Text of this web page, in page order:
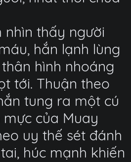
nhìn thấy người
hắn lạnh lùng
hình nhoáng
tới. Thuận theo
tung ra một cú
của Muay
uy thế sét đánh
húc mạnh khiến